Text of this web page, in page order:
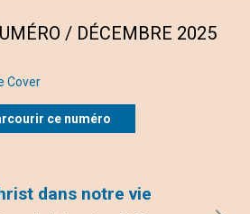
/ DÉCEMBRE 2025
ce numéro
dans notre vie